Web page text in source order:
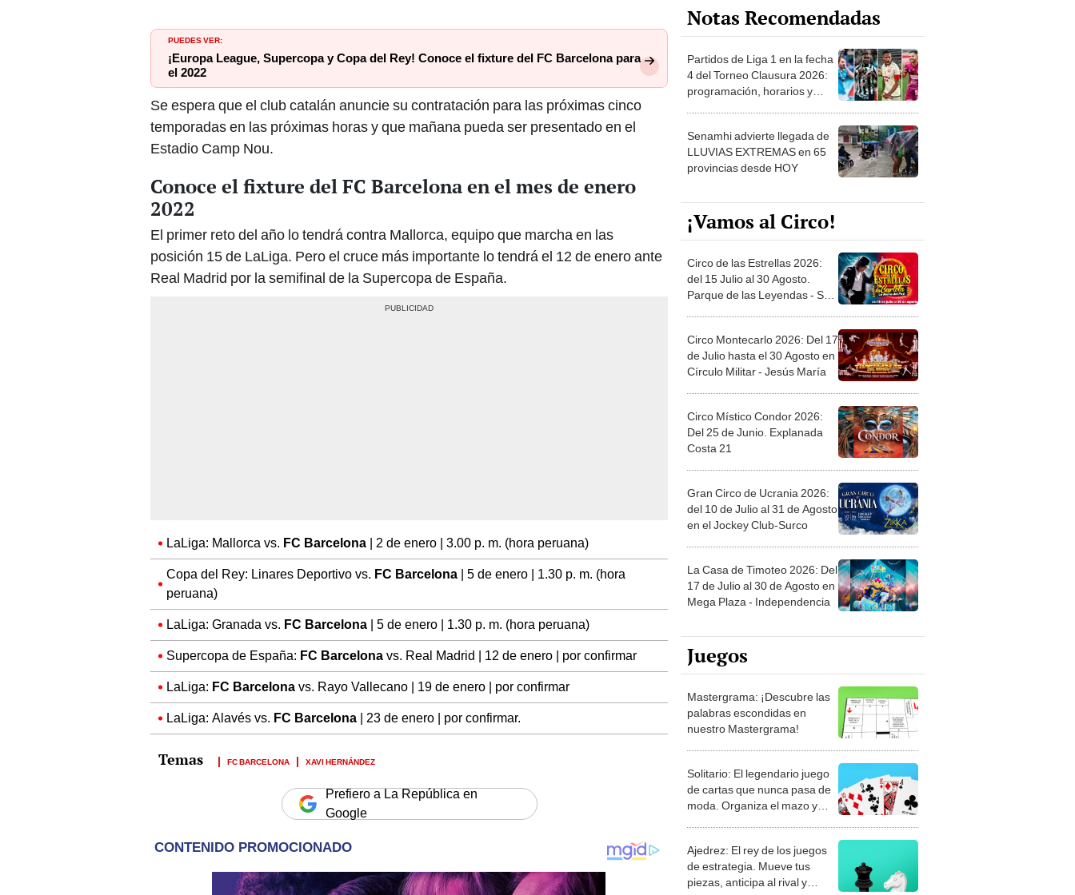
PUEDES VER:
¡Europa League, Supercopa y Copa del Rey! Conoce el fixture del FC Barcelona para
el 2022
Se espera que el club catalán anuncie su contratación para las próximas cinco
temporadas en las próximas horas y que mañana pueda ser presentado en el
Estadio Camp Nou.
Conoce el fixture del FC Barcelona en el mes de enero
2022
El primer reto del año lo tendrá contra Mallorca, equipo que marcha en las
posición 15 de LaLiga. Pero el cruce más importante lo tendrá el 12 de enero ante
Real Madrid por la semifinal de la Supercopa de España.
LaLiga: Mallorca vs. FC Barcelona | 2 de enero | 3.00 p. m. (hora peruana)
Copa del Rey: Linares Deportivo vs. FC Barcelona | 5 de enero | 1.30 p. m. (hora
peruana)
LaLiga: Granada vs. FC Barcelona | 5 de enero | 1.30 p. m. (hora peruana)
Supercopa de España: FC Barcelona vs. Real Madrid | 12 de enero | por confirmar
LaLiga: FC Barcelona vs. Rayo Vallecano | 19 de enero | por confirmar
LaLiga: Alavés vs. FC Barcelona | 23 de enero | por confirmar.
FC BARCELONA XAVI HERNÁNDEZ
Prefiero a La República en
Google
Notas Recomendadas
Partidos de Liga 1 en la fecha
4 del Torneo Clausura 2026:
programación, horarios y
Senamhi advierte llegada de
LLUVIAS EXTREMAS en 65
provincias desde HOY
¡Vamos al Circo!
Circo de las Estrellas 2026:
del 15 Julio al 30 Agosto.
Parque de las Leyendas - San
Circo Montecarlo 2026: Del 17
de Julio hasta el 30 Agosto en
Círculo Militar - Jesús María
Circo Místico Condor 2026:
Del 25 de Junio. Explanada
Costa 21
Gran Circo de Ucrania 2026:
del 10 de Julio al 31 de Agosto
en el Jockey Club-Surco
La Casa de Timoteo 2026: Del
17 de Julio al 30 de Agosto en
Mega Plaza - Independencia
Juegos
Mastergrama: ¡Descubre las
palabras escondidas en
nuestro Mastergrama!
Solitario: El legendario juego
de cartas que nunca pasa de
moda. Organiza el mazo y
Ajedrez: El rey de los juegos
de estrategia. Mueve tus
piezas, anticipa al rival y